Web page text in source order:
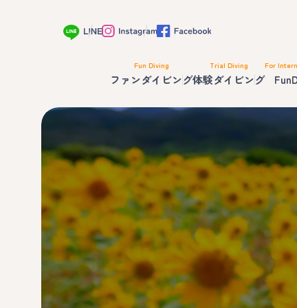
Fun Diving
ファンダイビング
Trial Diving
体験ダイビング
For